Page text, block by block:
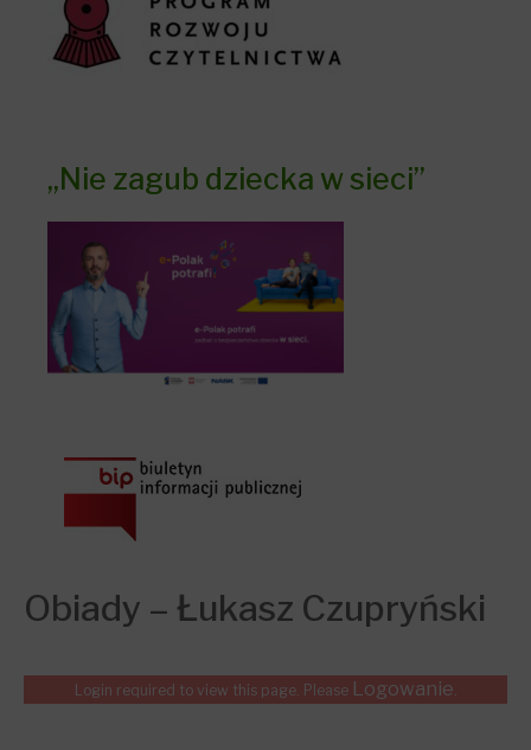
„Nie zagub dziecka w sieci”
Obiady – Łukasz Czupryński
Login required to view this page. Please Logowanie.